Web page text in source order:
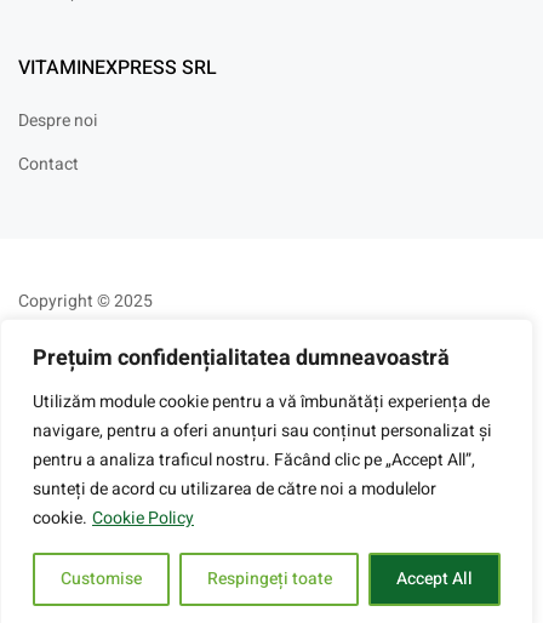
Prețuim confidențialitatea dumneavoastră
Utilizăm module cookie pentru a vă îmbunătăți experiența de
navigare, pentru a oferi anunțuri sau conținut personalizat și
pentru a analiza traficul nostru. Făcând clic pe „Accept All”,
sunteți de acord cu utilizarea de către noi a modulelor
cookie. Cookie Policy
Customise Respingeți toate Accept All
VITAMINEXPRESS SRL
Despre noi
Contact
Copyright © 2025